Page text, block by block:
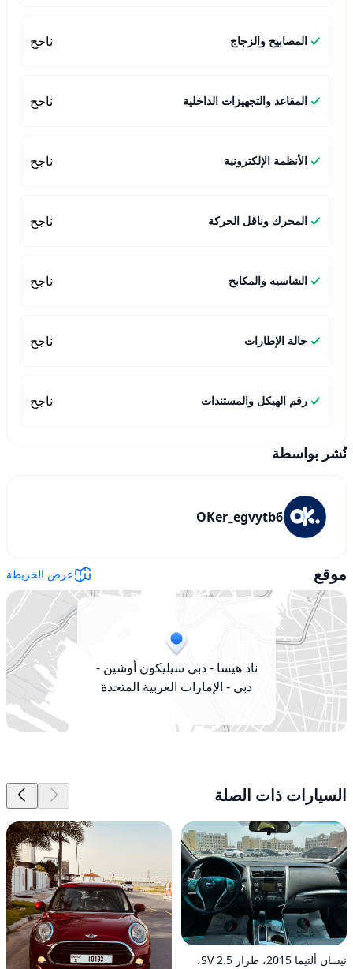
المصابيح والزجاج ناجح
المقاعد والتجهيزات الداخلية ناجح
الأنظمة الإلكترونية ناجح
المحرك وناقل الحركة ناجح
الشاسيه والمكابح ناجح
حالة الإطارات ناجح
رقم الهيكل والمستندات ناجح
نُشر بواسطة
OKer_egvytb6
موقع عرض الخريطة
ناد هيسا - دبي سيليكون أوشين -
دبي - الإمارات العربية المتحدة
السيارات ذات الصلة
نيسان ألتيما 2015، طراز 2.5 SV،